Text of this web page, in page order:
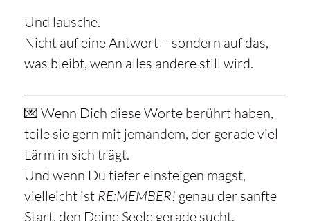
Und lausche.
Nicht auf eine Antwort – sondern auf das,
was bleibt, wenn alles andere still wird.
💌 Wenn Dich diese Worte berührt haben,
teile sie gern mit jemandem, der gerade viel
Lärm in sich trägt.
Und wenn Du tiefer einsteigen magst,
vielleicht ist RE:MEMBER! genau der sanfte
Start, den Deine Seele gerade sucht.